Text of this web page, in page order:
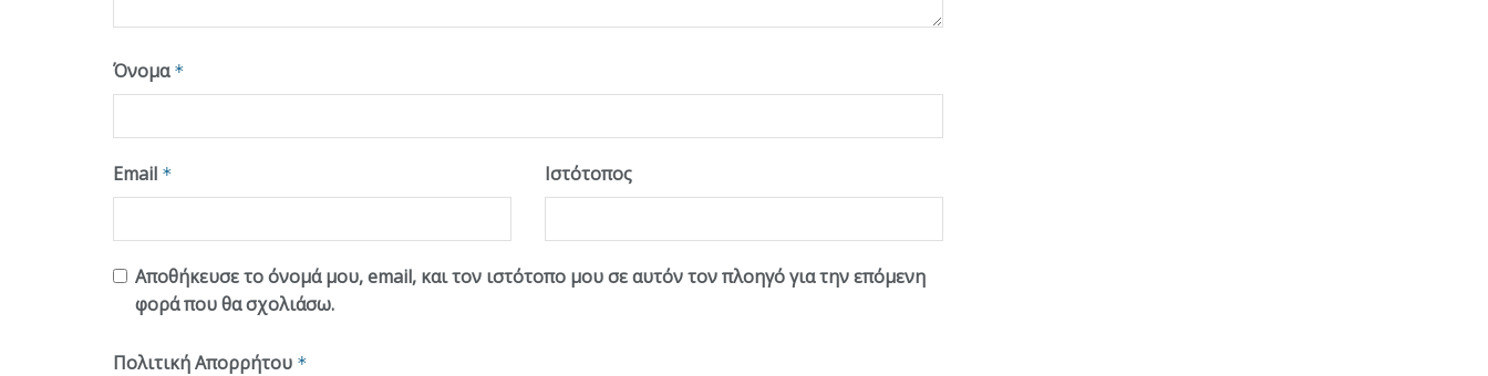
Όνομα *
Email * Ιστότοπος
Αποθήκευσε το όνομά μου, email, και τον ιστότοπο μου σε αυτόν τον πλοηγό για την επόμενη
φορά που θα σχολιάσω.
Πολιτική Απορρήτου *